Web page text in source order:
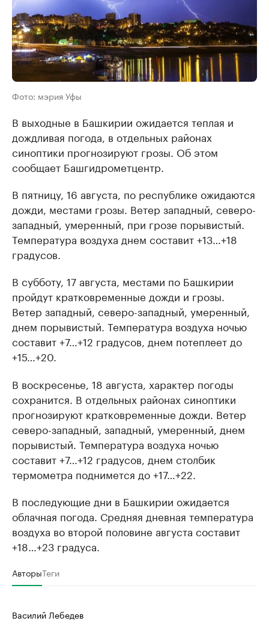
Фото: мэрия Уфы
В выходные в Башкирии ожидается теплая и
дождливая погода, в отдельных районах
синоптики прогнозируют грозы. Об этом
сообщает Башгидрометцентр.
В пятницу, 16 августа, по республике ожидаются
дожди, местами грозы. Ветер западный, северо-
западный, умеренный, при грозе порывистый.
Температура воздуха днем составит +13…+18
градусов.
В субботу, 17 августа, местами по Башкирии
пройдут кратковременные дожди и грозы.
Ветер западный, северо-западный, умеренный,
днем порывистый. Температура воздуха ночью
составит +7…+12 градусов, днем потеплеет до
+15…+20.
В воскресенье, 18 августа, характер погоды
сохранится. В отдельных районах синоптики
прогнозируют кратковременные дожди. Ветер
северо-западный, западный, умеренный, днем
порывистый. Температура воздуха ночью
составит +7…+12 градусов, днем столбик
термометра поднимется до +17…+22.
В последующие дни в Башкирии ожидается
облачная погода. Средняя дневная температура
воздуха во второй половине августа составит
+18…+23 градуса.
АвторыТеги
Василий Лебедев